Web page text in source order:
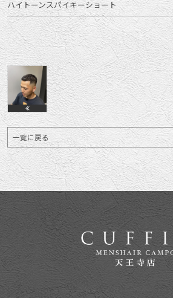
ハイトーンスパイキーショート
一覧に戻る